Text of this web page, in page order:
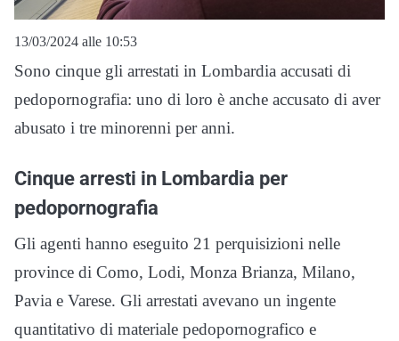
13/03/2024 alle 10:53
Sono cinque gli arrestati in Lombardia accusati di
pedopornografia: uno di loro è anche accusato di aver
abusato i tre minorenni per anni.
Cinque arresti in Lombardia per
pedopornografia
Gli agenti hanno eseguito 21 perquisizioni nelle
province di Como, Lodi, Monza Brianza, Milano,
Pavia e Varese. Gli arrestati avevano un ingente
quantitativo di materiale pedopornografico e